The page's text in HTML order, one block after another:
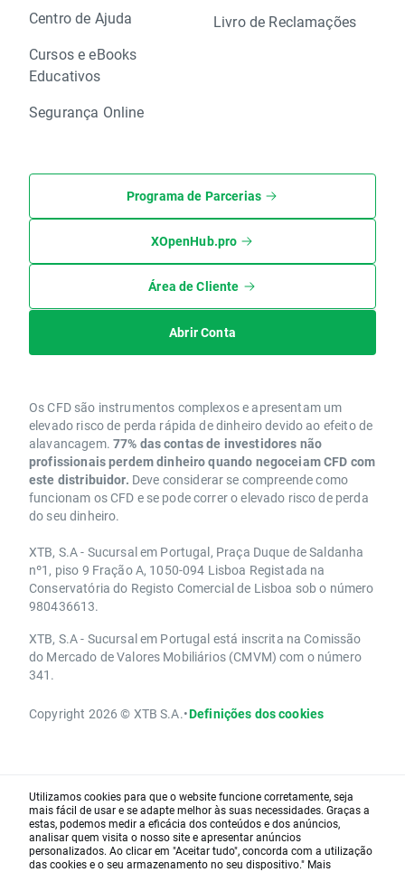
Centro de Ajuda
Cursos e eBooks
Educativos
Segurança Online
Livro de Reclamações
Programa de Parcerias
XOpenHub.pro
Área de Cliente
Abrir Conta
Os CFD são instrumentos complexos e apresentam um
elevado risco de perda rápida de dinheiro devido ao efeito de
alavancagem. 77% das contas de investidores não
profissionais perdem dinheiro quando negoceiam CFD com
este distribuidor. Deve considerar se compreende como
funcionam os CFD e se pode correr o elevado risco de perda
do seu dinheiro.
XTB, S.A - Sucursal em Portugal, Praça Duque de Saldanha
nº1, piso 9 Fração A, 1050-094 Lisboa Registada na
Conservatória do Registo Comercial de Lisboa sob o número
980436613.
XTB, S.A - Sucursal em Portugal está inscrita na Comissão
do Mercado de Valores Mobiliários (CMVM) com o número
341.
Copyright 2026 © XTB S.A.•Definições dos cookies
Utilizamos cookies para que o website funcione corretamente, seja
mais fácil de usar e se adapte melhor às suas necessidades. Graças a
estas, podemos medir a eficácia dos conteúdos e dos anúncios,
analisar quem visita o nosso site e apresentar anúncios
personalizados. Ao clicar em "Aceitar tudo", concorda com a utilização
das cookies e o seu armazenamento no seu dispositivo." Mais